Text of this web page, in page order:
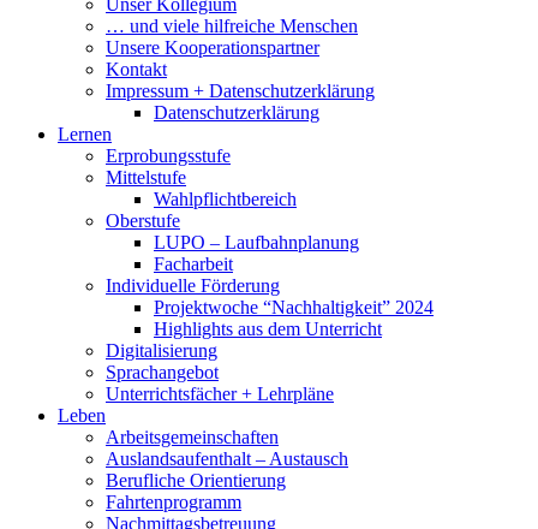
Unser Kollegium
… und viele hilfreiche Menschen
Unsere Kooperationspartner
Kontakt
Impressum + Datenschutzerklärung
Datenschutzerklärung
Lernen
Erprobungsstufe
Mittelstufe
Wahlpflichtbereich
Oberstufe
LUPO – Laufbahnplanung
Facharbeit
Individuelle Förderung
Projektwoche “Nachhaltigkeit” 2024
Highlights aus dem Unterricht
Digitalisierung
Sprachangebot
Unterrichtsfächer + Lehrpläne
Leben
Arbeitsgemeinschaften
Auslandsaufenthalt – Austausch
Berufliche Orientierung
Fahrtenprogramm
Nachmittagsbetreuung